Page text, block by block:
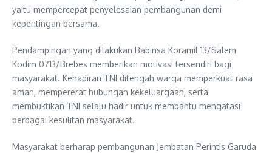
yaitu mempercepat penyelesaian pembangunan demi
kepentingan bersama.
Pendampingan yang dilakukan Babinsa Koramil 13/Salem
Kodim 0713/Brebes memberikan motivasi tersendiri bagi
masyarakat. Kehadiran TNI ditengah warga memperkuat rasa
aman, mempererat hubungan kekeluargaan, serta
membuktikan TNI selalu hadir untuk membantu mengatasi
berbagai kesulitan masyarakat.
Masyarakat berharap pembangunan Jembatan Perintis Garuda